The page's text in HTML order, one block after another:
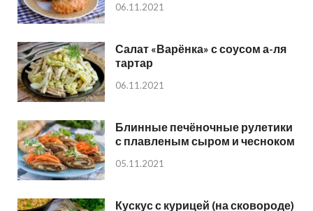
06.11.2021
Салат «Варёнка» с соусом а-ля
тартар
06.11.2021
Блинные печёночные рулетики
с плавленым сыром и чесноком
05.11.2021
Кускус с курицей (на сковороде)